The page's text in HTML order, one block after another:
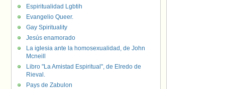
Espiritualidad Lgbtih
Evangelio Queer.
Gay Spirituality
Jesús enamorado
La iglesia ante la homosexualidad, de John
Mcneill
Libro "La Amistad Espiritual", de Elredo de
Rieval.
Pays de Zabulon